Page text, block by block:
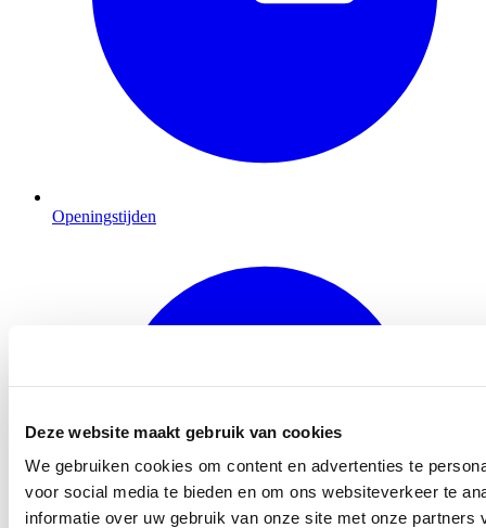
Deze website maakt gebruik van cookies
We gebruiken cookies om content en advertenties te
voor social media te bieden en om ons websiteverkeer te
informatie over uw gebruik van onze site met onze partners
Openingstijden